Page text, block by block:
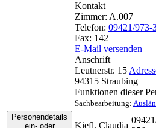
Kontakt
Zimmer: A.007
Telefon: 09421/973-
Fax: 142
E-Mail versenden
Anschrift
Leutnerstr. 15
94315 Straubing
Funktionen dieser
Sachbearbeitung:
Personendetails
ein- oder
Kiefl, Claudia